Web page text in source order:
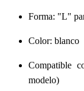
Forma: "L"
Color: blanco
Compatible
modelo)